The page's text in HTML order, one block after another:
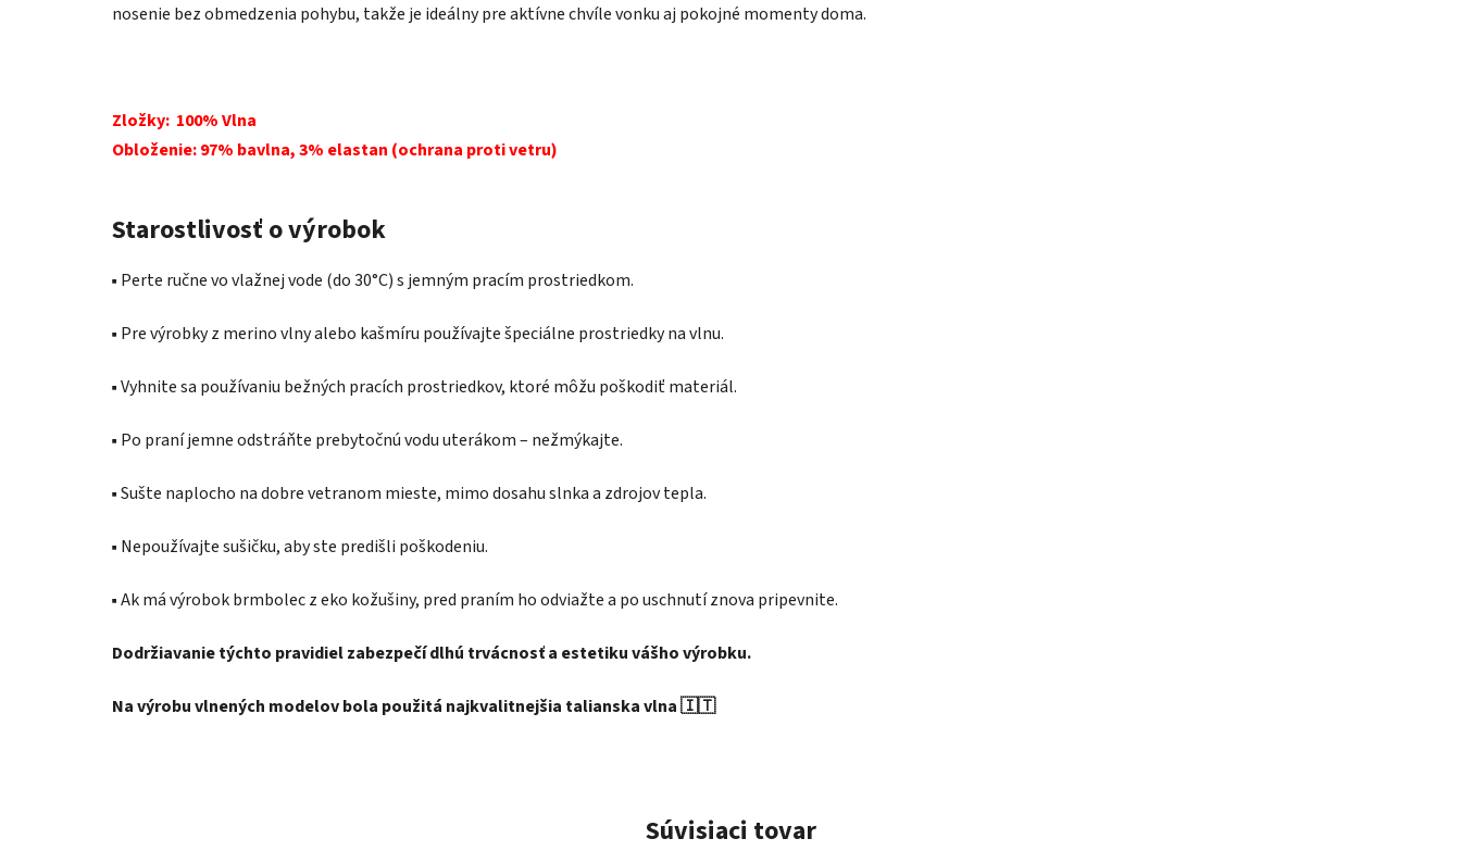
nosenie bez obmedzenia pohybu, takže je ideálny pre aktívne chvíle vonku aj pokojné momenty doma.
Zložky: 100% Vlna
Obloženie:97% bavlna, 3% elastan (ochrana proti vetru)
Starostlivosť o výrobok
▪️ Perte ručne vo vlažnej vode (do 30°C) s jemným pracím prostriedkom.
▪️ Pre výrobky z merino vlny alebo kašmíru používajte špeciálne prostriedky na vlnu.
▪️ Vyhnite sa používaniu bežných pracích prostriedkov, ktoré môžu poškodiť materiál.
▪️ Po praní jemne odstráňte prebytočnú vodu uterákom – nežmýkajte.
▪️ Sušte naplocho na dobre vetranom mieste, mimo dosahu slnka a zdrojov tepla.
▪️ Nepoužívajte sušičku, aby ste predišli poškodeniu.
▪️ Ak má výrobok brmbolec z eko kožušiny, pred praním ho odviažte a po uschnutí znova pripevnite.
Dodržiavanie týchto pravidiel zabezpečí dlhú trvácnosť a estetiku vášho výrobku.
Na výrobu vlnených modelov bola použitá najkvalitnejšia talianska vlna 🇮🇹
Súvisiaci tovar